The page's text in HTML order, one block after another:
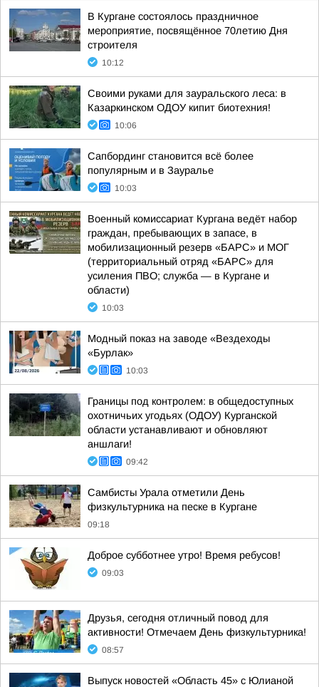
В Кургане состоялось праздничное
мероприятие, посвящённое 70летию Дня
строителя
10:12
Своими руками для зауральского леса: в
Казаркинском ОДОУ кипит биотехния!
10:06
Сапбординг становится всё более
популярным и в Зауралье
10:03
Военный комиссариат Кургана ведёт набор
граждан, пребывающих в запасе, в
мобилизационный резерв «БАРС» и МОГ
(территориальный отряд «БАРС» для
усиления ПВО; служба — в Кургане и
области)
10:03
Модный показ на заводе «Вездеходы
«Бурлак»
10:03
Границы под контролем: в общедоступных
охотничьих угодьях (ОДОУ) Курганской
области устанавливают и обновляют
аншлаги!
09:42
Самбисты Урала отметили День
физкультурника на песке в Кургане
09:18
Доброе субботнее утро! Время ребусов!
09:03
Друзья, сегодня отличный повод для
активности! Отмечаем День физкультурника!
08:57
Выпуск новостей «Область 45» с Юлианой